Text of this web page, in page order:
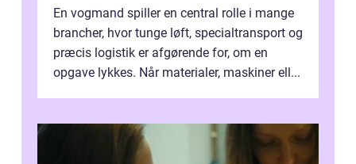
En vogmand spiller en central rolle i mange
brancher, hvor tunge løft, specialtransport og
præcis logistik er afgørende for, om en
opgave lykkes. Når materialer, maskiner ell...